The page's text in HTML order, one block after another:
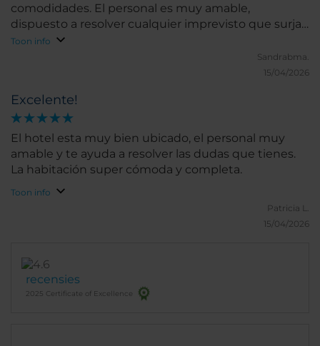
comodidades. El personal es muy amable,
dispuesto a resolver cualquier imprevisto que surja.
Comimos el brunch y nos dejaron tener a nuestro
Toon info
Sandrabma.
15/04/2026
Excelente!
El hotel esta muy bien ubicado, el personal muy
amable y te ayuda a resolver las dudas que tienes.
La habitación super cómoda y completa.
Toon info
Patricia L.
15/04/2026
recensies
2025 Certificate of Excellence